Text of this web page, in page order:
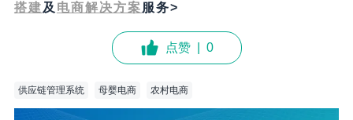
搭建及 电商解决方案服务>
点赞 0
供应链管理系统 母婴电商 农村电商